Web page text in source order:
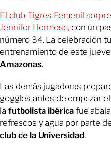
El club Tigres Femenil
Jennifer Hermoso, con un
número 34. La celebración
entrenamiento de este
Amazonas.
Las demás jugadoras
goggles antes de empezar
la futbolista ibérica fue
refrescos y agua por parte
club de la Universidad.